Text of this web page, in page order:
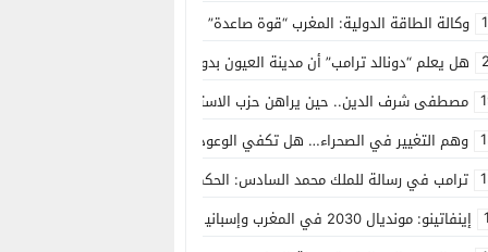
وكالة الطاقة الدولية: المغرب “قوة صاعدة” في سوق المعادن الاستراتيجية
هل يعلم “دونالد ترامب” أن مدينة العيون بدون ماء؟
مصطفى شرف الدين.. حين يراهن حزب الاستقلال على الكفاءة ويمنح الشباب
وهم التغيير في الصحراء… هل تكفي الوعود الفارغة لصناعة الواقع؟
ترامب في رسالة للملك محمد السادس: الحكم الذاتي هو الأساس الوحيد لحل
إينفاتينو: مونديال 2030 في المغرب وإسبانيا والبرتغال سيكون “الأجمل في التاريخ”